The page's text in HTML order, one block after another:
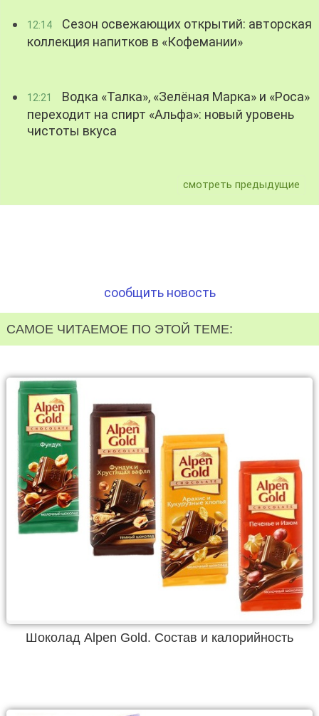
12:14
Сезон освежающих открытий: авторская
коллекция напитков в «Кофемании»
12:21
Водка «Талка», «Зелёная Марка» и «Роса»
переходит на спирт «Альфа»: новый уровень
чистоты вкуса
смотреть предыдущие
сообщить новость
САМОЕ ЧИТАЕМОЕ ПО ЭТОЙ ТЕМЕ:
Шоколад Alpen Gold. Состав и калорийность